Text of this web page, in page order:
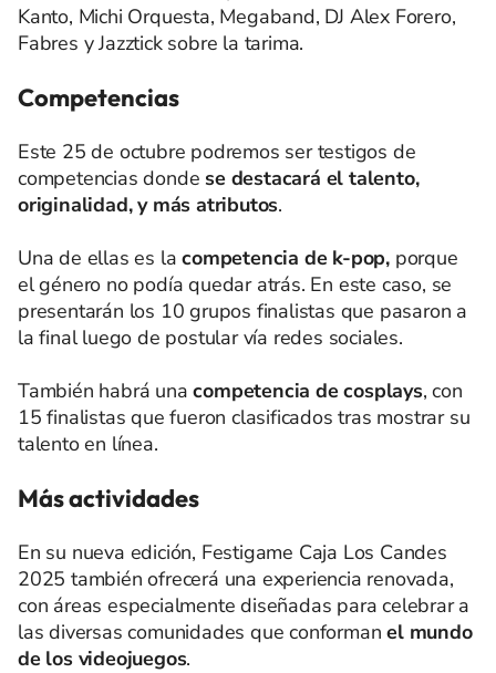
Kanto, Michi Orquesta, Megaband, DJ Alex Forero,
Fabres y Jazztick sobre la tarima.
Competencias
Este 25 de octubre podremos ser testigos de
competencias donde se destacará el talento,
originalidad, y más atributos.
Una de ellas es lacompetencia de k-pop, porque
el género no podía quedar atrás. En este caso, se
presentarán los 10 grupos finalistas que pasaron a
la final luego de postular vía redes sociales.
También habrá unacompetencia de cosplays, con
15 finalistas que fueron clasificados tras mostrar su
talento en línea.
Más actividades
En su nueva edición, Festigame Caja Los Candes
2025 también ofrecerá una experiencia renovada,
con áreas especialmente diseñadas para celebrar a
las diversas comunidades que conformanel mundo
de los videojuegos.